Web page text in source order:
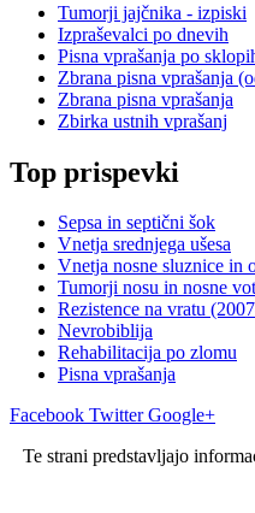
Tumorji jajčnika - izpiski
Izpraševalci po dnevih
Pisna vprašanja po
Zbrana pisna vprašanja
Zbrana pisna vprašanja
Zbirka ustnih vprašanj
Top prispevki
Sepsa in septični šok
Vnetja srednjega ušesa
Vnetja nosne sluznice in
Tumorji nosu in nosne
Rezistence na vratu
Nevrobiblija
Rehabilitacija po zlomu
Pisna vprašanja
Facebook Twitter Google+
Te strani predstavljajo